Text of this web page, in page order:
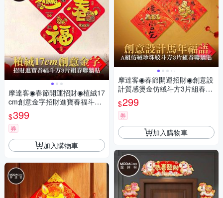
摩達客◉春節開運招財◉植絨17
cm創意金字招財進寶春福斗方
3片組春聯牆貼
$399
券
加入購物車
摩達客◉春節開運招財◉創意設
計質感燙金仿絨斗方3片組春聯
牆貼-多款可選
$299
券
加入購物車